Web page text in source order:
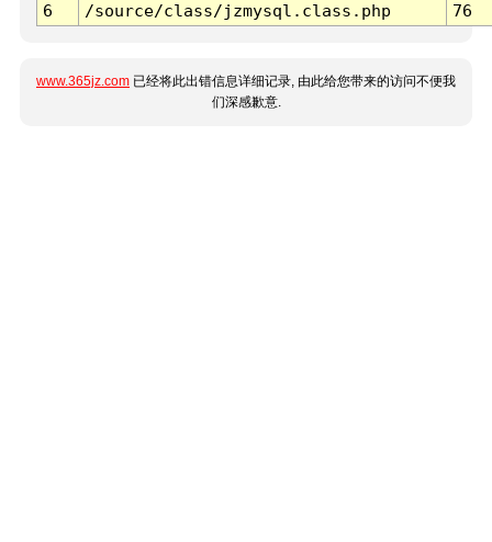
6
/source/class/jzmysql.class.php 76
www.365jz.com 已经将此出错信息详细记录, 由此给您带来的访问不便我
们深感歉意.